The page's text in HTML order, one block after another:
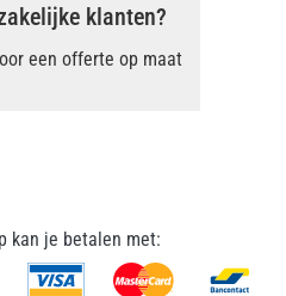
klanten?
een offerte op maat
kan je betalen met: